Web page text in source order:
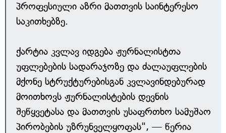
პროფესიული აზრი მათთვის საინტერესო
საკითხებზე.
ქარტია კვლავ იდგება ჟურნალისტთა
უფლებების სადარაჯოზე და ძალაუფლების
მქონე სტრუქტურებისგან კვლავინდებურად
მოითხოვს ჟურნალისტების დევნის
შეწყვეტასა და მათთვის უსაფრთხო სამუშაო
პირობების უზრუნველყოფას", — წერია